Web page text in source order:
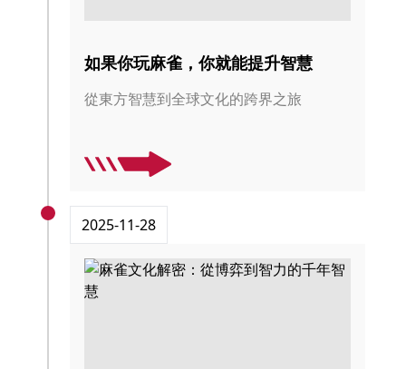
如果你玩麻雀，你就能提升智慧
從東方智慧到全球文化的跨界之旅
2025-11-28